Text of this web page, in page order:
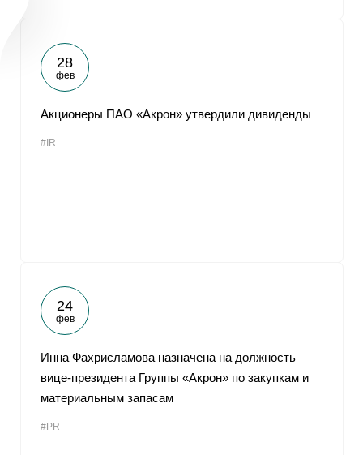
28
фев
Акционеры ПАО «Акрон» утвердили дивиденды
#IR
24
фев
Инна Фахрисламова назначена на должность
вице-президента Группы «Акрон» по закупкам и
материальным запасам
#PR